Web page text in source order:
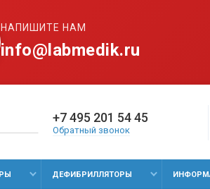
НАПИШИТЕ НАМ
info@labmedik.ru
+7 495 201 54 45
Обратный звонок
ДЕФИБРИЛЛЯТОРЫ